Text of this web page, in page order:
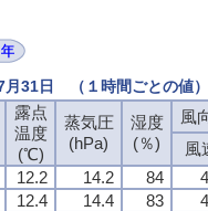
31日 （１時間ごとの値）
露点
温度
(℃)
蒸気圧
(hPa)
湿度
(％)
風
風
12.2 14.2 84
12.4 14.4 83